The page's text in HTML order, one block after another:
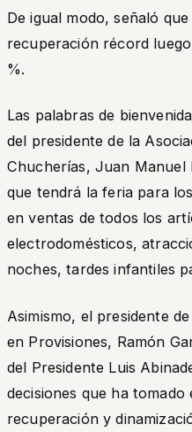
De igual modo, señaló
recuperación récord
%.
Las palabras de
del presidente de la
Chucherías, Juan Manuel
que tendrá la feria para
en ventas de todos los
electrodomésticos,
noches, tardes infantiles
Asimismo, el presidente
en Provisiones, Ramón
del Presidente Luis
decisiones que ha
recuperación y